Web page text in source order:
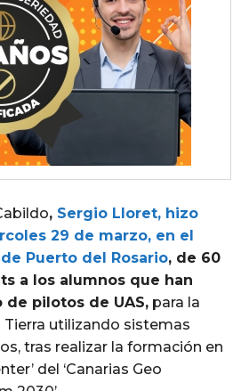
, Sergio Lloret, hizo
29 de marzo, en el
Puerto del Rosario, de 60
a los alumnos que han
pilotos de UAS, para la
Tierra utilizando sistemas
tras realizar la formación en
del ‘Canarias Geo